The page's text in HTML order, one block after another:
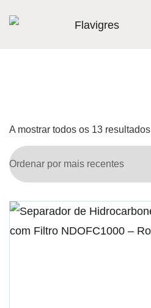
A mostrar todos os 13 resultados